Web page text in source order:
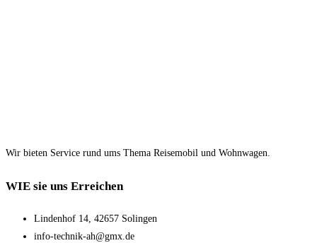
Wir bieten Service rund ums Thema Reisemobil und Wohnwagen.
WIE sie uns Erreichen
Lindenhof 14, 42657 Solingen
info-technik-ah@gmx.de